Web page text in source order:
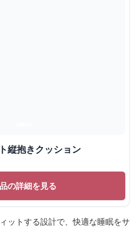
縦抱きクッション
の詳細を見る
ットする設計で、快適な睡眠をサ